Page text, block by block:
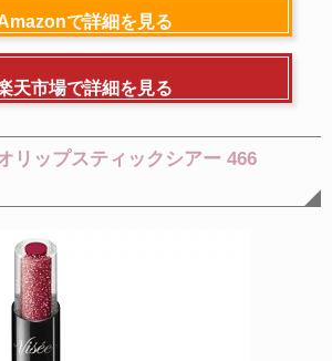
で詳細を見る
天市場で詳細を見る
リップスティックシアー 466